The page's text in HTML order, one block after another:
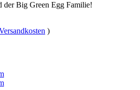
der Big Green Egg Familie!
)